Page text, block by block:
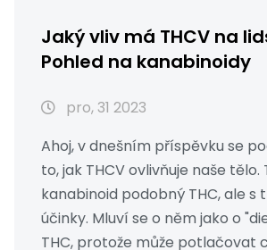
Jaký vliv má THCV na
Pohled na kanabinoidy
pro, 31 2023
Ahoj, v dnešním příspěvku se
to, jak THCV ovlivňuje naše tělo.
kanabinoid podobný THC, ale s
účinky. Mluví se o něm jako o
THC, protože může potlačovat